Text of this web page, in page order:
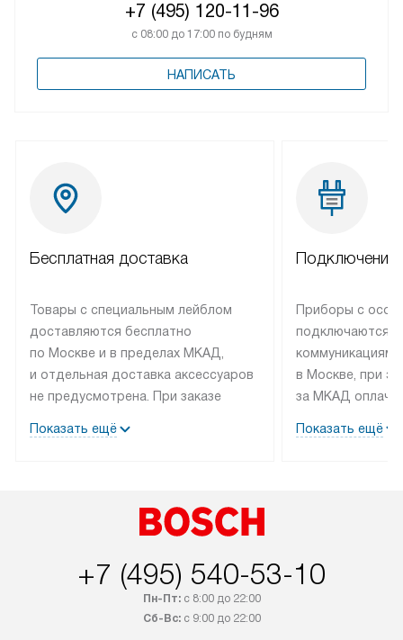
+7 (495) 120-11-96
с 08:00 до 17:00 по будням
НАПИСАТЬ
Бесплатная доставка
Товары с специальным лейблом
доставляются бесплатно
по Москве и в пределах МКАД,
и отдельная доставка аксессуаров
не предусмотрена. При заказе
рекомендуем обсудить
со статусом «В наличии» могут
быть отправлены покупателю
интересен товар «Под заказ»,
обсудите возможность его
приобретения с менеджером сайта.
Показать ещё
Подключение
Приборы с
подключаются к
коммуникациям
в Москве, при
за МКАД
партнера
по монтажу
Показать ещё
+7 (495) 540-53-10
Пн-Пт:с 8:00 до 22:00
Сб-Вс:с 9:00 до 22:00